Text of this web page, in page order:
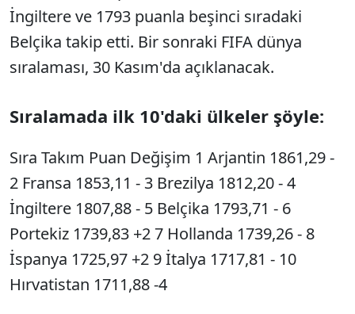
İngiltere ve 1793 puanla beşinci sıradaki
Belçika takip etti. Bir sonraki FIFA dünya
sıralaması, 30 Kasım'da açıklanacak.
Sıralamada ilk 10'daki ülkeler şöyle:
Sıra Takım Puan Değişim 1 Arjantin 1861,29 -
2 Fransa 1853,11 - 3 Brezilya 1812,20 - 4
İngiltere 1807,88 - 5 Belçika 1793,71 - 6
Portekiz 1739,83 +2 7 Hollanda 1739,26 - 8
İspanya 1725,97 +2 9 İtalya 1717,81 - 10
Hırvatistan 1711,88 -4